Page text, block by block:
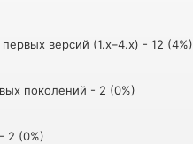
версий (1.x–4.x) - 12 (4%)
поколений - 2 (0%)
2 (0%)